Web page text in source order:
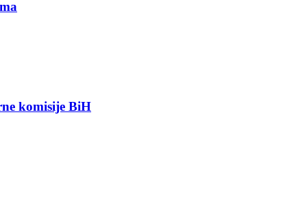
komisije BiH